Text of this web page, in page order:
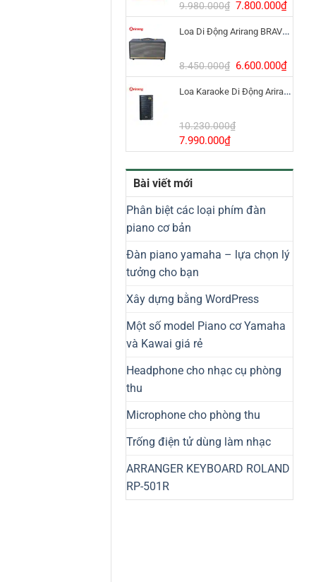
8.800.000₫.
9.980.000₫ Giá
gốc
là:
7.800.000₫Giá
hiện
tại
Loa Di Động Arirang BRAVO 8 800W Có Micro
8.450.000₫ Giá
gốc
là:
6.600.000₫Giá
hiện
tại
Loa Karaoke Di Động Arirang EDGE-X Model I
10.230.000₫
Giá
gốc
là:
10.230.000₫.
7.990.000₫Giá
hiện
tại
7.990.000₫.
Bài viết mới
Phân biệt các loại phím đàn
piano cơ bản
Đàn piano yamaha – lựa chọn lý
tưởng cho bạn
Xây dựng bằng WordPress
Một số model Piano cơ Yamaha
và Kawai giá rẻ
Headphone cho nhạc cụ phòng
thu
Microphone cho phòng thu
Trống điện tử dùng làm nhạc
ARRANGER KEYBOARD ROLAND
RP-501R